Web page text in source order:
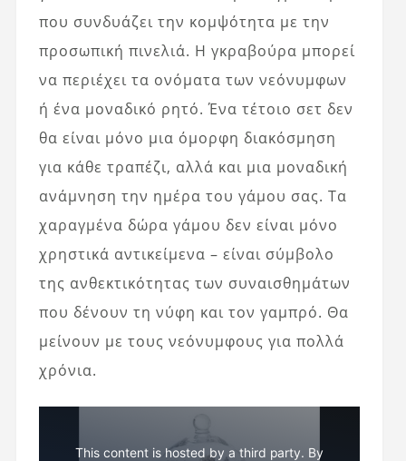
που συνδυάζει την κομψότητα με την
προσωπική πινελιά. Η γκραβούρα μπορεί
να περιέχει τα ονόματα των νεόνυμφων
ή ένα μοναδικό ρητό. Ένα τέτοιο σετ δεν
θα είναι μόνο μια όμορφη διακόσμηση
για κάθε τραπέζι, αλλά και μια μοναδική
ανάμνηση την ημέρα του γάμου σας. Τα
χαραγμένα δώρα γάμου δεν είναι μόνο
χρηστικά αντικείμενα – είναι σύμβολο
της ανθεκτικότητας των συναισθημάτων
που δένουν τη νύφη και τον γαμπρό. Θα
μείνουν με τους νεόνυμφους για πολλά
χρόνια.
This content is hosted by a third party. By